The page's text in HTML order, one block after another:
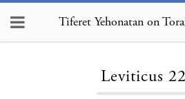
Leviticus